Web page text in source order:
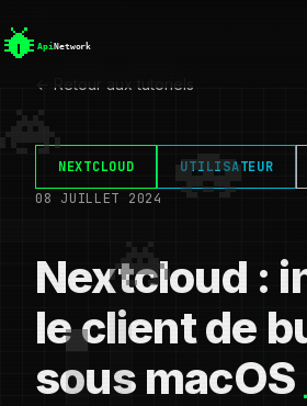
← Retour aux tutoriels
NEXTCLOUD UTILISATEUR
08 JUILLET 2024
Nextcloud :
le client de
sous macOS